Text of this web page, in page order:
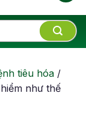
tiêu hóa/
như thế